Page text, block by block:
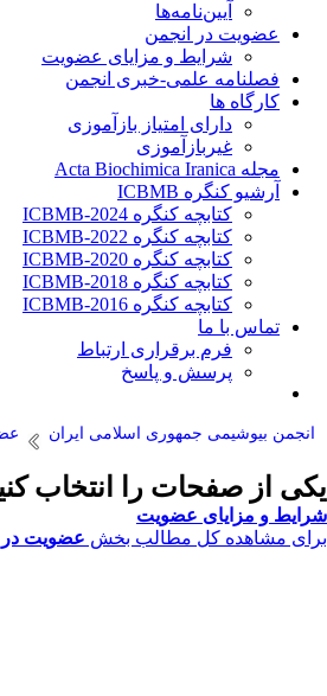
آیین‌نامه‌ها
عضویت در انجمن
شرایط و مزایای عضویت
فصلنامه علمی-خبری انجمن
کارگاه ها
دارای امتیاز بازآموزی
غیربازآموزی
مجله Acta Biochimica Iranica
آرشیو کنگره ICBMB
کتابچه کنگره ICBMB-2024
کتابچه کنگره ICBMB-2022
کتابچه کنگره ICBMB-2020
کتابچه کنگره ICBMB-2018
کتابچه کنگره ICBMB-2016
تماس با ما
فرم برقراری ارتباط
پرسش و پاسخ
انجمن بیوشیمی جمهوری اسلامی ایران
یکی از صفحات را انتخاب
شرایط و مزایای عضویت
برای مشاهده کل مطالب بخش عضویت در